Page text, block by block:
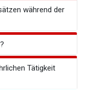
während der
Tätigkeit